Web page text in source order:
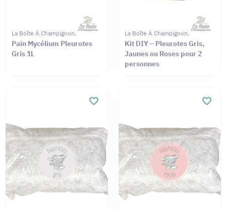
La Boîte À Champignons
Pain Mycélium Pleurotes
Gris 1L
La Boîte À Champignons
Kit DIY – Pleurotes Gris,
Jaunes ou Roses pour 2
personnes